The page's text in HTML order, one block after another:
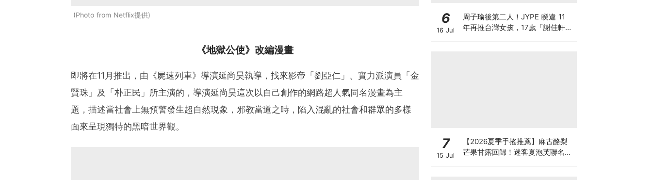
Photo from Netflix提供
《地獄公使》改編漫畫
即將在11月推出，由《屍速列車》導演延尚昊執導，找來影帝「劉亞仁」、實力派演員「金
賢珠」及「朴正民」所主演的，導演延尚昊這次以自己創作的網路超人氣同名漫畫為主
題，描述當社會上無預警發生超自然現象，邪教當道之時，陷入混亂的社會和群眾的多樣
面來呈現獨特的黑暗世界觀。
6
16 Jul
周子瑜後第二人！JYPE 睽違 11
年再推台灣女孩，17歲「謝佳軒」
7
15 Jul
【2026夏季手搖推薦】麻古酪梨
芒果甘露回歸！迷客夏泡芙聯名、